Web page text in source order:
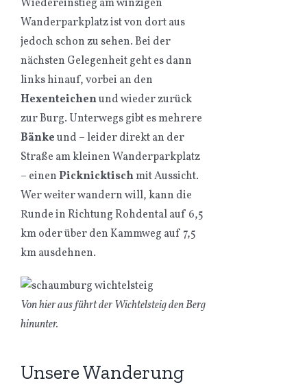
Wiedereinstieg am winzigen
Wanderparkplatz ist von dort aus
jedoch schon zu sehen. Bei der
nächsten Gelegenheit geht es dann
links hinauf, vorbei an den
Hexenteichenund wieder zurück
zur Burg. Unterwegs gibt es mehrere
Bänkeund – leider direkt an der
Straße am kleinen Wanderparkplatz
– einenPicknicktischmit Aussicht.
Wer weiter wandern will, kann die
Runde in Richtung Rohdental auf 6,5
km oder über den Kammweg auf 7,5
km ausdehnen.
Von hier aus führt der Wichtelsteig den Berg
hinunter.
Unsere Wanderung